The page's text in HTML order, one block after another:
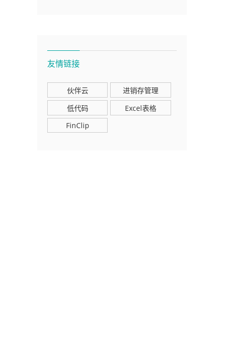
友情链接
伙伴云
进销存管理
低代码
Excel表格
FinClip